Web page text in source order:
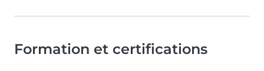
Formation et certifications